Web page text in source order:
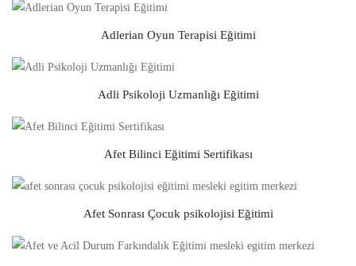
Adlerian Oyun Terapisi Eğitimi
Adli Psikoloji Uzmanlığı Eğitimi
Afet Bilinci Eğitimi Sertifikası
Afet Sonrası Çocuk psikolojisi Eğitimi